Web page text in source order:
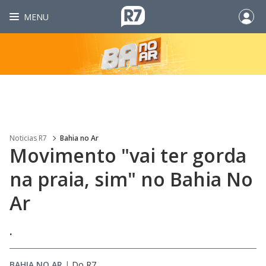
MENU
Noticias R7 Bahia no Ar
Movimento "vai ter gorda
na praia, sim" no Bahia No
Ar
.